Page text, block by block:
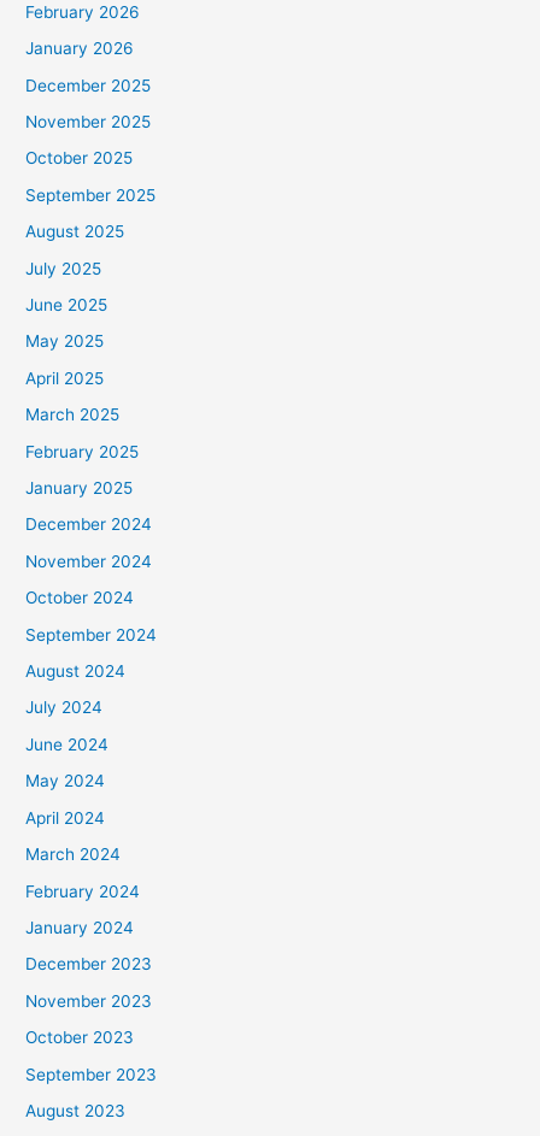
February 2026
January 2026
December 2025
November 2025
October 2025
September 2025
August 2025
July 2025
June 2025
May 2025
April 2025
March 2025
February 2025
January 2025
December 2024
November 2024
October 2024
September 2024
August 2024
July 2024
June 2024
May 2024
April 2024
March 2024
February 2024
January 2024
December 2023
November 2023
October 2023
September 2023
August 2023